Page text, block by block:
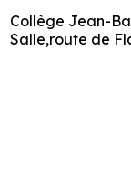
Collège Jean-
Salle,route de